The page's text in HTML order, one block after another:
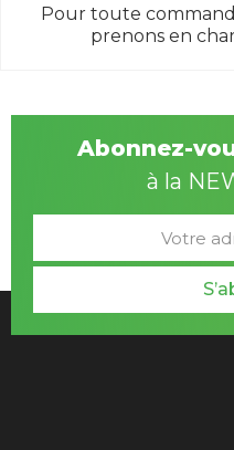
Pour toute
prenons en
Abonnez-
à la